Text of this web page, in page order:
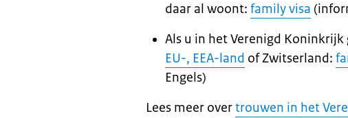
daar al woont: family visa
Als u in het Verenigd
EU-, EEA-land of Zwitserland:
Engels)
Lees meer overtrouwen in het